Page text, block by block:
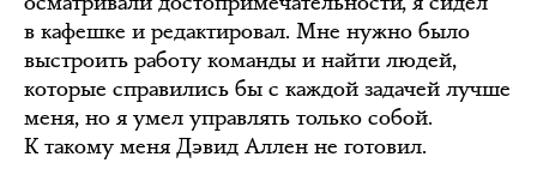
в кафешке и редактировал. Мне нужно было
выстроить работу команды и найти людей,
которые справились бы с каждой задачей лучше
меня, но я умел управлять только собой.
К такому меня Дэвид Аллен не готовил.